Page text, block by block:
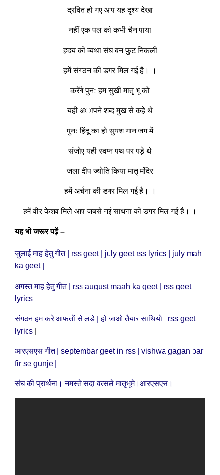
द्रवित हो गए आप यह दृश्य देखा
नहीं एक पल को कभी चैन पाया
हृदय की व्यथा संघ बन फुट निकली
हमें संगठन की डगर मिल गई है। ।
करेंगे पुनः हम सुखी मातृ भू को
यही अापने शब्द मुख से कहे थे
पुनः हिंदू का हो सुयश गान जग में
संजोए यही स्वप्न पथ पर पड़े थे
जला दीप ज्योति किया मातृ मंदिर
हमें अर्चना की डगर मिल गई है। ।
हमें वीर केशव मिले आप जबसे नई साधना की डगर मिल गई है। ।
यह भी जरूर पढ़ें –
जुलाई माह हेतु गीत | rss geet | july geet rss lyrics | july mah
ka geet |
अगस्त माह हेतु गीत | rss august maah ka geet | rss geet
lyrics
संगठन हम करे आफतों से लडे | हो जाओ तैयार साथियो | rss geet
lyrics
आरएसएस गीत | septembar geet in rss | vishwa gagan par
fir se gunje |
संघ की प्रार्थना। नमस्ते सदा वत्सले मातृभूमे।आरएसएस।